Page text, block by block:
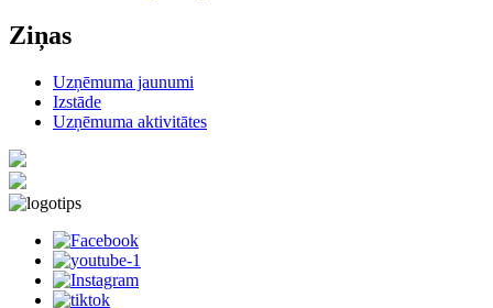
Ziņas
Uzņēmuma jaunumi
Izstāde
Uzņēmuma aktivitātes